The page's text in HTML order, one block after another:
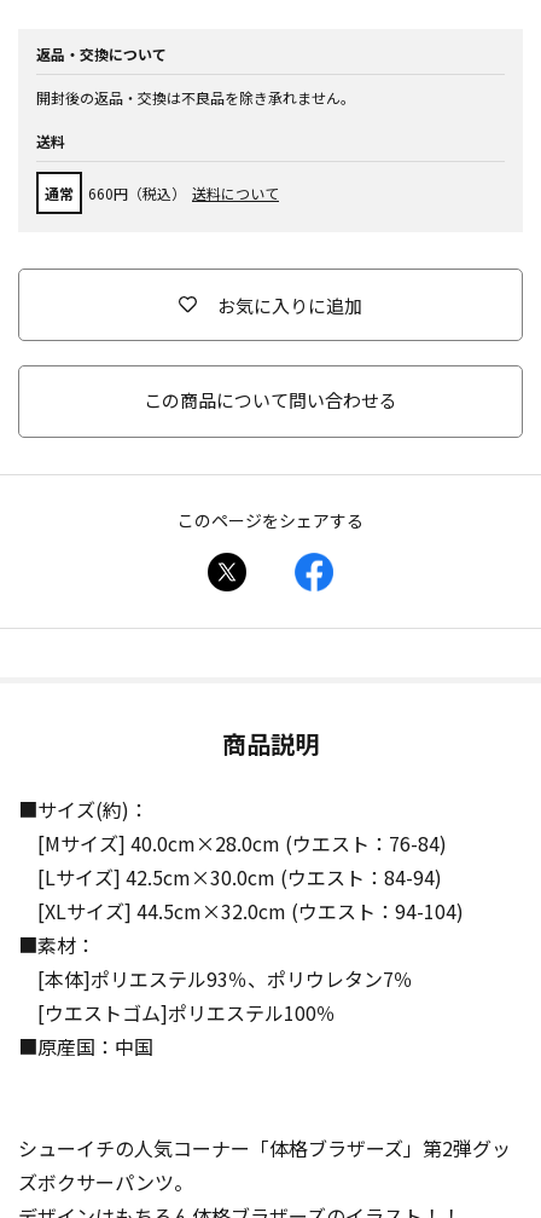
返品・交換について
開封後の返品・交換は不良品を除き承れません。
送料
通常 660円（税込） 送料について
お気に入りに追加
この商品について問い合わせる
このページをシェアする
商品説明
■サイズ(約)：
[Mサイズ] 40.0cm×28.0cm (ウエスト：76-84)
[Lサイズ] 42.5cm×30.0cm (ウエスト：84-94)
[XLサイズ] 44.5cm×32.0cm (ウエスト：94-104)
■素材：
[本体]ポリエステル93％、ポリウレタン7％
[ウエストゴム]ポリエステル100％
■原産国：中国
シューイチの人気コーナー「体格ブラザーズ」第2弾グッ
ズボクサーパンツ。